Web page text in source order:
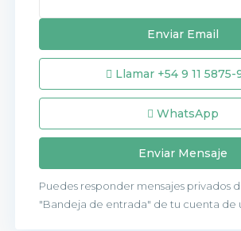
Llamar +54 9 11 5875-
WhatsApp
Puedes responder mensajes privados
"Bandeja de entrada" de tu cuenta de